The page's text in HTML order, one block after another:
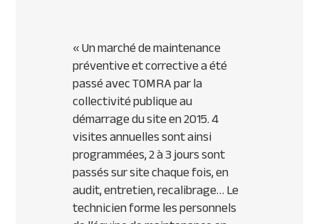
«Un marché de maintenance
préventive et corrective a été
passé avec TOMRA par la
collectivité publique au
démarrage du site en 2015. 4
visites annuelles sont ainsi
programmées, 2 à 3 jours sont
passés sur site chaque fois, en
audit, entretien, recalibrage… Le
technicien forme les personnels